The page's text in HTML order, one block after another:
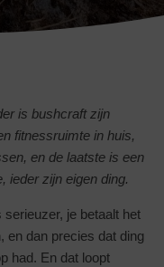
is bushcraft zijn
fitnessruimte in huis,
en de laatste is een
ieder zijn eigen ding.
je betaalt het
en dan precies dat ding
had. En dat loopt